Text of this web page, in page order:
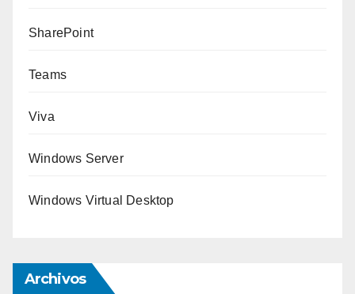
SharePoint
Teams
Viva
Windows Server
Windows Virtual Desktop
Archivos